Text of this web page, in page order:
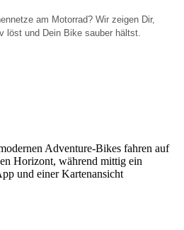
am Motorrad? Wir zeigen Dir,
löst und Dein Bike sauber hältst.